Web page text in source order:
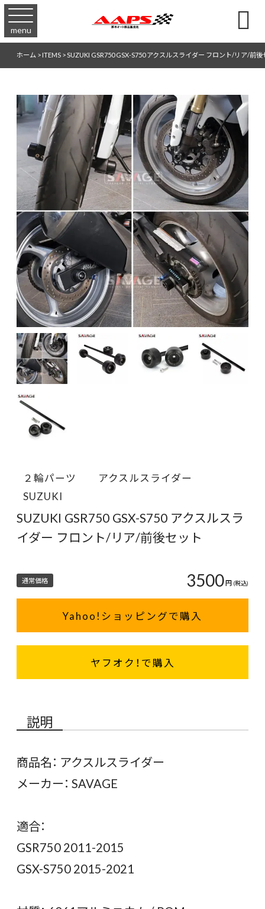
menu 
ホーム>ITEMS>SUZUKI GSR750 GSX-S750 アクスルスライダー フロント/リア/前
２輪パーツ
アクスルスライダー
SUZUKI
SUZUKI GSR750 GSX-S750 アクスルスラ
イダー フロント/リア/前後セット
通常価格 3500円 (税込)
Yahoo!ショッピングで購入
ヤフオク！で購入
説明
商品名： アクスルスライダー
メーカー： SAVAGE
適合：
GSR750 2011-2015
GSX-S750 2015-2021